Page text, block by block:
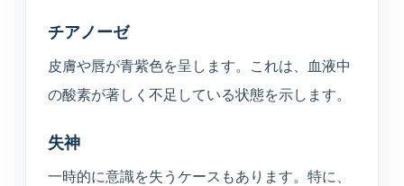
チアノーゼ
皮膚や唇が青紫色を呈します。これは、血液中
の酸素が著しく不足している状態を示します。
失神
一時的に意識を失うケースもあります。特に、